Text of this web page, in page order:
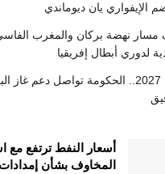
الإيفواري يان ديوماندي
نهضة بركان والمغرب
لدوري أبطال إفريقيا
مشروع مالية 2027.. الحكومة تواصل دعم غاز
أسعار النفط ترتفع مع
المخاوف بشأن